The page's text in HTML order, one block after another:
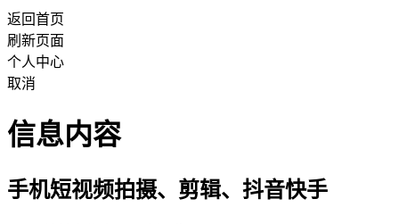
返回首页
刷新页面
个人中心
取消
信息内容
手机短视频拍摄、剪辑、抖音快手